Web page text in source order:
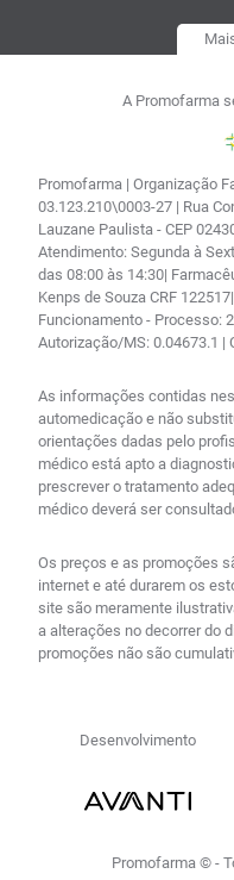
A Promofarma
Promofarma | Organização
03.123.210\0003-27 | Rua
Lauzane Paulista - CEP
Atendimento: Segunda à
das 08:00 às 14:30|
Kenps de Souza CRF
Funcionamento - Processo:
Autorização/MS: 0.04673.1 |
As informações contidas
automedicação e não
orientações dadas pelo
médico está apto a
prescrever o tratamento
médico deverá ser
Os preços e as promoções
internet e até durarem os
site são meramente
a alterações no decorrer do
promoções não são
Desenvolvimento
Promofarma © -